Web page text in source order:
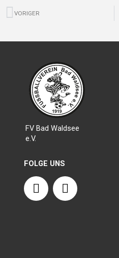
Zurück
VORIGER
FV Bad Waldsee
e.V.
FOLGE UNS
F
a
I
n